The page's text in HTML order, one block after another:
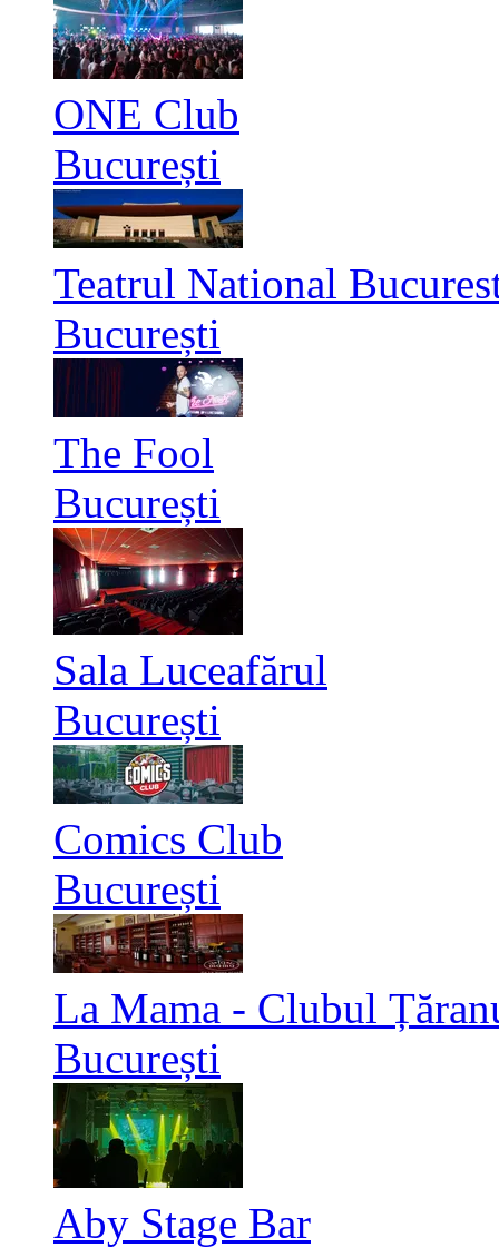
ONE Club
București
Teatrul National
București
The Fool
București
Sala Luceafărul
București
Comics Club
București
La Mama - Clubul
București
Aby Stage Bar